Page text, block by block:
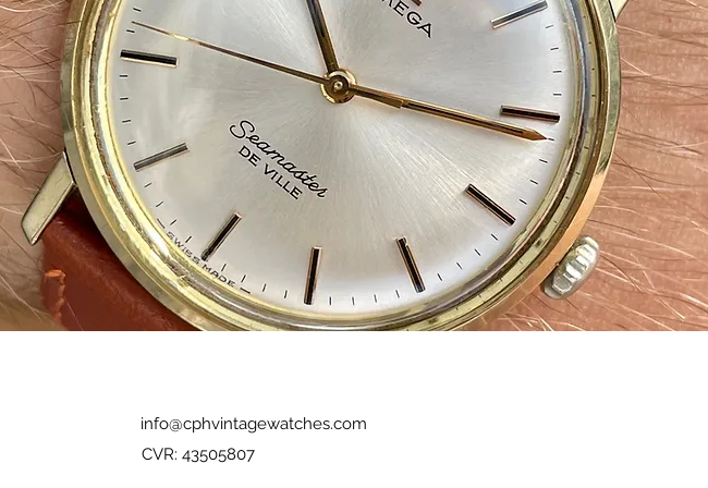
info@cphvintagewatches.com
CVR: 43505807